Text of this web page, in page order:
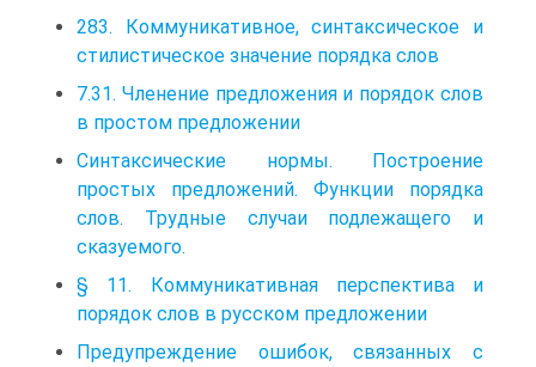
283. Коммуникативное, синтаксическое и
стилистическое значение порядка слов
7.31. Членение предложения и порядок слов
в простом предложении
Синтаксические нормы. Построение
простых предложений. Функции порядка
слов. Трудные случаи подлежащего и
сказуемого.
§ 11. Коммуникативная перспектива и
порядок слов в русском предложении
Предупреждение ошибок, связанных с